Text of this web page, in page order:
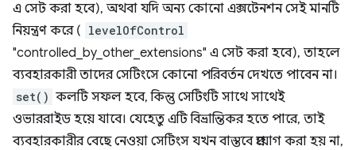
এ সেট করা হবে), অথবা যদি অন্য কোনো এক্সটেনশন সেই মানটি
নিয়ন্ত্রণ করে ( levelOfControl
"controlled_by_other_extensions" এ সেট করা হবে), তাহলে
ব্যবহারকারী তাদের সেটিংসে কোনো পরিবর্তন দেখতে পাবেন না।
set() কলটি সফল হবে, কিন্তু সেটিংটি সাথে সাথেই
ওভাররাইড হয়ে যাবে। যেহেতু এটি বিভ্রান্তিকর হতে পারে, তাই
ব্যবহারকারীর বেছে নেওয়া সেটিংস যখন বাস্তবে প্রয়োগ করা হয় না,